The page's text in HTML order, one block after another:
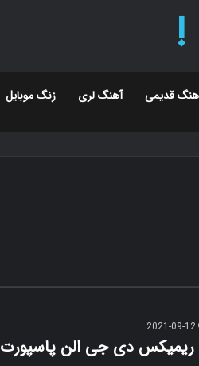
قدیمی آهنگ لری زنگ موبایل
2021-09-12
ریمیکس دی جی الن پاسپورت 103